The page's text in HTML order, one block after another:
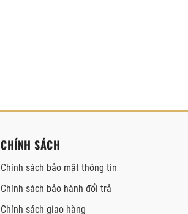
CHÍNH SÁCH
Chính sách bảo mật thông tin
Chính sách bảo hành đổi trả
Chính sách giao hàng